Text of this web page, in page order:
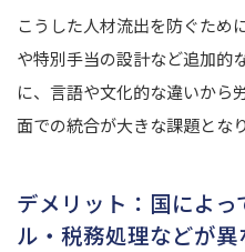
こうした人材流出を防ぐため
や特別手当の設計など追加的
に、言語や文化的な違いから
面での統合が大きな課題とな
デメリット：国によ
ル・税務処理などが異